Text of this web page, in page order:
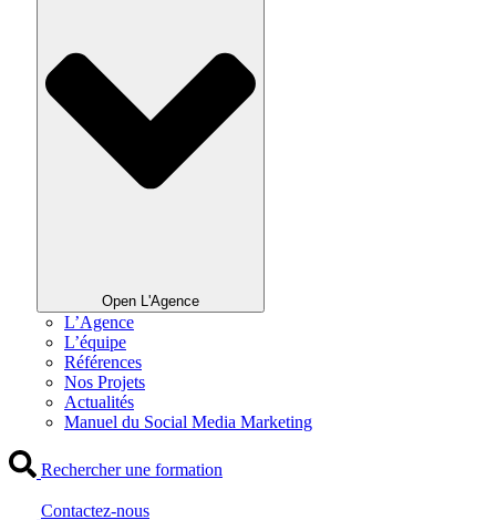
Open L'Agence
L’Agence
L’équipe
Références
Nos Projets
Actualités
Manuel du Social Media Marketing
Rechercher une formation
Contactez-nous